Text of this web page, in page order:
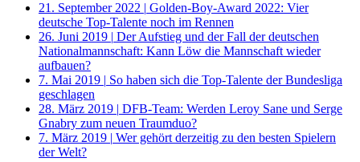
21. September 2022 | Golden-Boy-Award 2022: Vier
deutsche Top-Talente noch im Rennen
26. Juni 2019 | Der Aufstieg und der Fall der deutschen
Nationalmannschaft: Kann Löw die Mannschaft wieder
aufbauen?
7. Mai 2019 | So haben sich die Top-Talente der Bundesliga
geschlagen
28. März 2019 | DFB-Team: Werden Leroy Sane und Serge
Gnabry zum neuen Traumduo?
7. März 2019 | Wer gehört derzeitig zu den besten Spielern
der Welt?